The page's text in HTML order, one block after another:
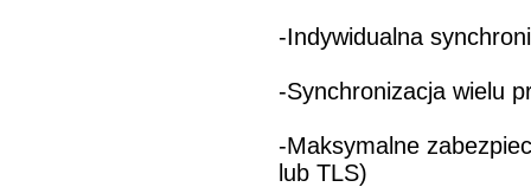
-Indywidualna
-Synchronizacja wielu
-Maksymalne
lub TLS)